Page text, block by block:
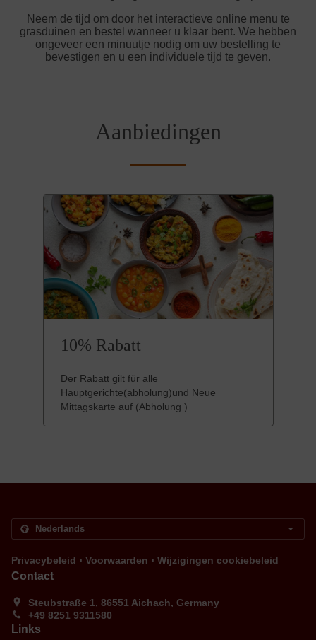
Neem de tijd om door het interactieve online menu te
grasduinen en bestel wanneer u klaar bent. We hebben
ongeveer een minuutje nodig om uw bestelling te
bevestigen en u een individuele tijd te geven.
Aanbiedingen
10% Rabatt
Der Rabatt gilt für alle
Hauptgerichte(abholung)und Neue
Mittagskarte auf (Abholung )
Privacybeleid . Voorwaarden . Wijzigingen cookiebeleid
Contact
Steubstraße 1, 86551 Aichach, Germany
+49 8251 9311580
Links